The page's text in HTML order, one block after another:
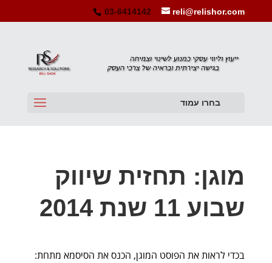
03-6414142 reli@relishor.com
בחרו עמוד
מוגן: תחזית שיווק
שבוע 11 שנת 2014
בכדי לראות את הפוסט המוגן, הכנס את הסיסמא מתחת: